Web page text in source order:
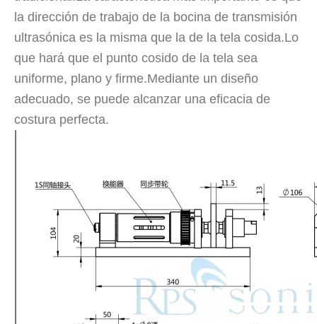
la dirección de trabajo de la bocina de transmisión
ultrasónica es la misma que la de la tela cosida.Lo
que hará que el punto cosido de la tela sea
uniforme, plano y firme.Mediante un diseño
adecuado, se puede alcanzar una eficacia de
costura perfecta.